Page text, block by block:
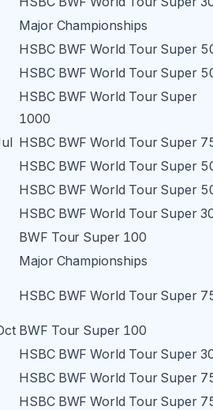
Major Championships
HSBC BWF World Tour Super
HSBC BWF World Tour Super
HSBC BWF World Tour Super
1000
HSBC BWF World Tour Super
HSBC BWF World Tour Super
HSBC BWF World Tour Super
HSBC BWF World Tour Super
BWF Tour Super 100
Major Championships
HSBC BWF World Tour Super
BWF Tour Super 100
HSBC BWF World Tour Super
HSBC BWF World Tour Super
HSBC BWF World Tour Super